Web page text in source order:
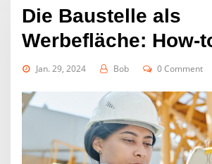
Die Baustelle als
Werbefläche: How-
Jan. 29, 2024 Bob 0 Comment